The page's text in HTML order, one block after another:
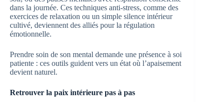
dans la journée. Ces techniques anti-stress, comme des
exercices de relaxation ou un simple silence intérieur
cultivé, deviennent des alliés pour la régulation
émotionnelle.
Prendre soin de son mental demande une présence à soi
patiente : ces outils guident vers un état où l’apaisement
devient naturel.
Retrouver la paix intérieure pas à pas